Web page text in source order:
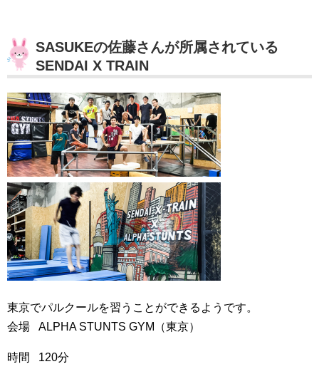
SASUKEの佐藤さんが所属されている
SENDAI X TRAIN
東京でパルクールを習うことができるようです。
会場 ALPHA STUNTS GYM（東京）
時間 120分